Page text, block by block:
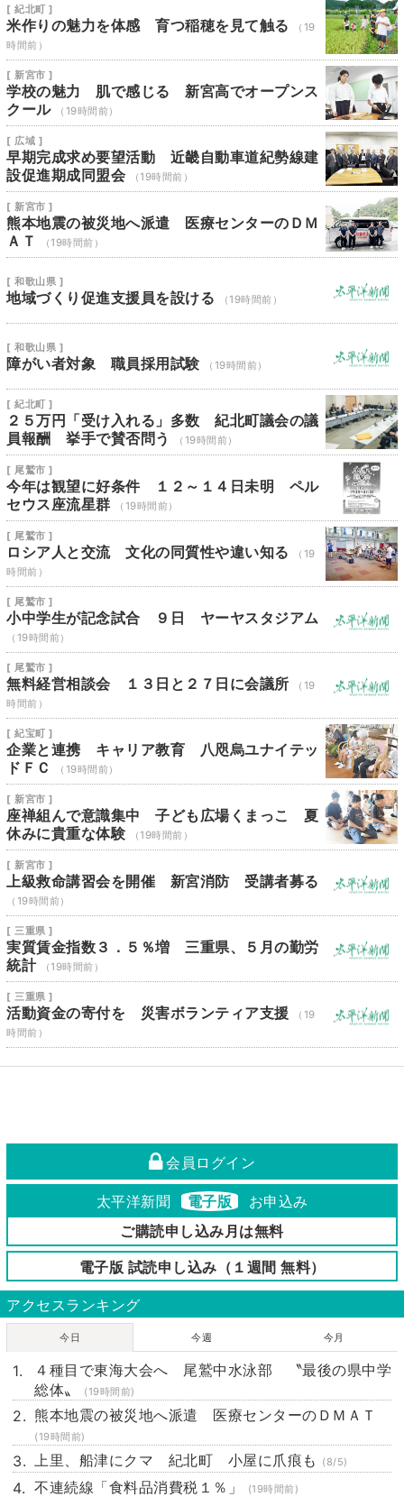
[ 紀北町 ]
米作りの魅力を体感 育つ稲穂を見て触る
（19
時間前）
[ 新宮市 ]
学校の魅力 肌で感じる 新宮高でオープンス
クール
（19時間前）
[ 広域 ]
早期完成求め要望活動 近畿自動車道紀勢線建
設促進期成同盟会
（19時間前）
[ 新宮市 ]
熊本地震の被災地へ派遣 医療センターのＤＭ
ＡＴ
（19時間前）
[ 和歌山県 ]
地域づくり促進支援員を設ける （19時間前）
[ 和歌山県 ]
障がい者対象 職員採用試験 （19時間前）
[ 紀北町 ]
２５万円「受け入れる」多数 紀北町議会の議
員報酬 挙手で賛否問う
（19時間前）
[ 尾鷲市 ]
今年は観望に好条件 １２～１４日未明 ペル
セウス座流星群
（19時間前）
[ 尾鷲市 ]
ロシア人と交流 文化の同質性や違い知る
（19
時間前）
[ 尾鷲市 ]
小中学生が記念試合 ９日 ヤーヤスタジアム
（19時間前）
[ 尾鷲市 ]
無料経営相談会 １３日と２７日に会議所
（19
時間前）
[ 紀宝町 ]
企業と連携 キャリア教育 八咫烏ユナイテッ
ドＦＣ
（19時間前）
[ 新宮市 ]
座禅組んで意識集中 子ども広場くまっこ 夏
休みに貴重な体験
（19時間前）
[ 新宮市 ]
上級救命講習会を開催 新宮消防 受講者募る
（19時間前）
[ 三重県 ]
実質賃金指数３．５％増 三重県、５月の勤労
統計
（19時間前）
[ 三重県 ]
活動資金の寄付を 災害ボランティア支援
（19
時間前）
会員ログイン
太平洋新聞 電子版
お申込み
ご購読申し込み月は無料
電子版 試読申し込み（１週間 無料）
アクセスランキング
今日 今週 今月
４種目で東海大会へ 尾鷲中水泳部 〝最後の県中学
総体〟
(19時間前)
熊本地震の被災地へ派遣 医療センターのＤＭＡＴ
(19時間前)
上里、船津にクマ 紀北町 小屋に爪痕も (8/5)
不連続線「食料品消費税１％」 (19時間前)